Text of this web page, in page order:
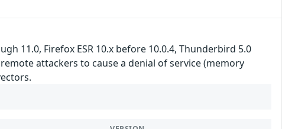
11.0, Firefox ESR 10.x before 10.0.4, Thunderbird 5.0
attackers to cause a denial of service (memory